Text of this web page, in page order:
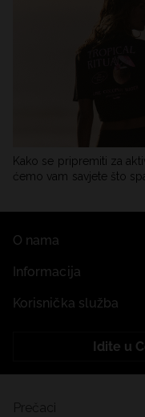
Kako se pripremiti za
ćemo vam savjete što
O nama
Informacija
Korisnička služba
Idite u